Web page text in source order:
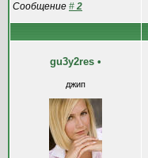
Сообщение # 2
gu3y2res •
джип